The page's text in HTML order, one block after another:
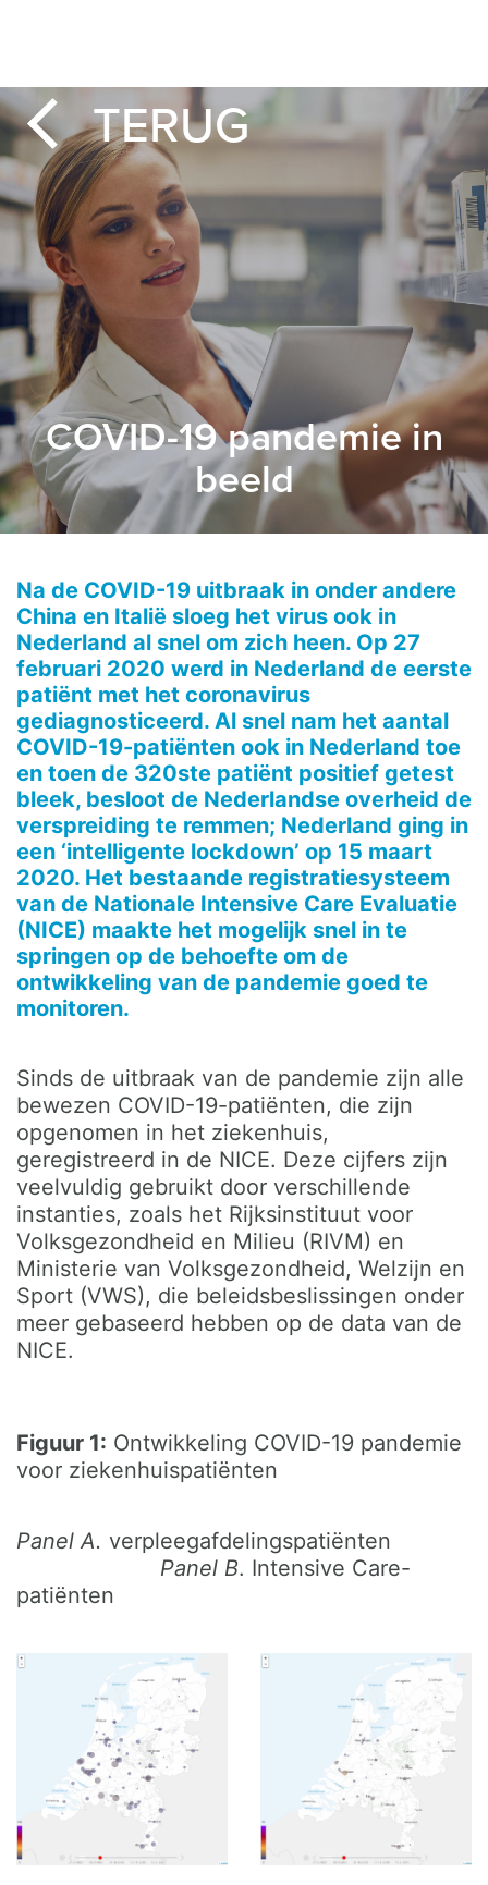
SKR
COVID-19 pandemie in
beeld
TERUG
Na de COVID-19 uitbraak in onder andere
China en Italië sloeg het virus ook in
Nederland al snel om zich heen. Op 27
februari 2020 werd in Nederland de eerste
patiënt met het coronavirus
gediagnosticeerd. Al snel nam het aantal
COVID-19-patiënten ook in Nederland toe
en toen de 320ste patiënt positief getest
bleek, besloot de Nederlandse overheid de
verspreiding te remmen; Nederland ging in
een ‘intelligente lockdown’ op 15 maart
2020. Het bestaande registratiesysteem
van de Nationale Intensive Care Evaluatie
(NICE) maakte het mogelijk snel in te
springen op de behoefte om de
ontwikkeling van de pandemie goed te
monitoren.
Sinds de uitbraak van de pandemie zijn alle
bewezen COVID-19-patiënten, die zijn
opgenomen in het ziekenhuis,
geregistreerd in de NICE. Deze cijfers zijn
veelvuldig gebruikt door verschillende
instanties, zoals het Rijksinstituut voor
Volksgezondheid en Milieu (RIVM) en
Ministerie van Volksgezondheid, Welzijn en
Sport (VWS), die beleidsbeslissingen onder
meer gebaseerd hebben op de data van de
NICE.
Figuur 1: Ontwikkeling COVID-19 pandemie
voor ziekenhuispatiënten
Panel A. verpleegafdelingspatiënten
Panel B. Intensive Care-
patiënten